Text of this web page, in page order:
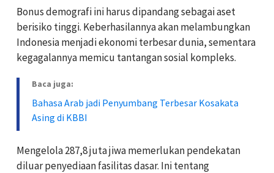
Bonus demografi ini harus dipandang sebagai aset
berisiko tinggi. Keberhasilannya akan melambungkan
Indonesia menjadi ekonomi terbesar dunia, sementara
kegagalannya memicu tantangan sosial kompleks.
Baca juga:
Bahasa Arab jadi Penyumbang Terbesar Kosakata
Asing di KBBI
Mengelola 287,8 juta jiwa memerlukan pendekatan
diluar penyediaan fasilitas dasar. Ini tentang